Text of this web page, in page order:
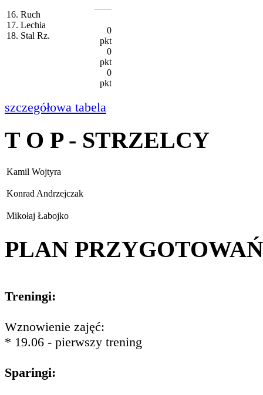
16. Ruch
17. Lechia
18. Stal Rz.
0
pkt
0
pkt
0
pkt
szczegółowa tabela
T O P - STRZELCY
Kamil Wojtyra
Konrad Andrzejczak
Mikołaj Łabojko
PLAN PRZYGOTOWAŃ
Treningi:
Wznowienie zajęć:
* 19.06 - pierwszy trening
Sparingi: